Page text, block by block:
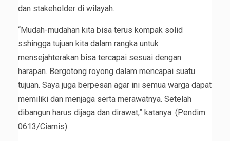
dan stakeholder di wilayah.
“Mudah-mudahan kita bisa terus kompak solid
sshingga tujuan kita dalam rangka untuk
mensejahterakan bisa tercapai sesuai dengan
harapan. Bergotong royong dalam mencapai suatu
tujuan. Saya juga berpesan agar ini semua warga dapat
memiliki dan menjaga serta merawatnya. Setelah
dibangun harus dijaga dan dirawat,” katanya. (Pendim
0613/Ciamis)